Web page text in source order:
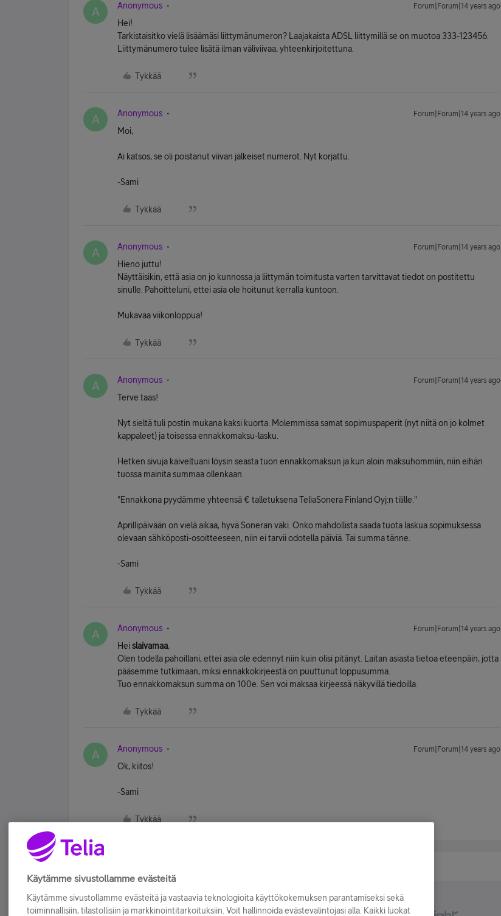
A Anonymous Forum|Forum|14 years ago
Hei!
Tarkistaisitko vielä lisäämäsi liittymänumeron? Laajakaista ADSL liittymillä se on muotoa 333-123456.
Liittymänumero tulee lisätä ilman väliviivaa, yhteenkirjoitettuna.
Tykkää
A Anonymous Forum|Forum|14 years ago
Moi,
Ai katsos, se oli poistanut viivan jälkeiset numerot. Nyt korjattu.
-Sami
Tykkää
A Anonymous Forum|Forum|14 years ago
Hieno juttu!
Näyttäisikin, että asia on jo kunnossa ja liittymän toimitusta varten tarvittavat tiedot on postitettu
sinulle. Pahoitteluni, ettei asia ole hoitunut kerralla kuntoon.
Mukavaa viikonloppua!
Tykkää
A Anonymous Forum|Forum|14 years ago
Terve taas!
Nyt sieltä tuli postin mukana kaksi kuorta. Molemmissa samat sopimuspaperit (nyt niitä on jo kolmet
kappaleet) ja toisessa ennakkomaksu-lasku.
Hetken sivuja kaiveltuani löysin seasta tuon ennakkomaksun ja kun aloin maksuhommiin, niin eihän
tuossa mainita summaa ollenkaan.
"Ennakkona pyydämme yhteensä € talletuksena TeliaSonera Finland Oyj:n tilille."
Aprillipäivään on vielä aikaa, hyvä Soneran väki. Onko mahdollista saada tuota laskua sopimuksessa
olevaan sähköposti-osoitteeseen, niin ei tarvii odotella päiviä. Tai summa tänne.
-Sami
Tykkää
A Anonymous Forum|Forum|14 years ago
Heislaivamaa,
Olen todella pahoillani, ettei asia ole edennyt niin kuin olisi pitänyt. Laitan asiasta tietoa eteenpäin, jotta
pääsemme tutkimaan, miksi ennakkokirjeestä on puuttunut loppusumma.
Tuo ennakkomaksun summa on 100e. Sen voi maksaa kirjeessä näkyvillä tiedoilla.
Tykkää
A Anonymous Forum|Forum|14 years ago
Ok, kiitos!
-Sami
Tykkää
Käytämme sivustollamme evästeitä
Käytämme sivustollamme evästeitä ja vastaavia teknologioita käyttökokemuksen parantamiseksi sekä
toiminnallisiin, tilastollisiin ja markkinointitarkoituksiin. Voit hallinnoida evästevalintojasi alla. Kaikki luokat